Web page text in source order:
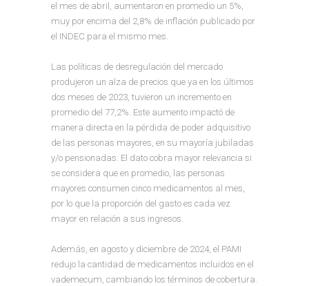
el mes de abril, aumentaron en promedio un 5%,
muy por encima del 2,8% de inflación publicado por
el INDEC para el mismo mes.
Las políticas de desregulación del mercado
produjeron un alza de precios que ya en los últimos
dos meses de 2023, tuvieron un incremento en
promedio del 77,2%. Este aumento impactó de
manera directa en la pérdida de poder adquisitivo
de las personas mayores, en su mayoría jubiladas
y/o pensionadas. El dato cobra mayor relevancia si
se considera que en promedio, las personas
mayores consumen cinco medicamentos al mes,
por lo que la proporción del gasto es cada vez
mayor en relación a sus ingresos.
Además, en agosto y diciembre de 2024, el PAMI
redujo la cantidad de medicamentos incluidos en el
vademecum, cambiando los términos de cobertura.